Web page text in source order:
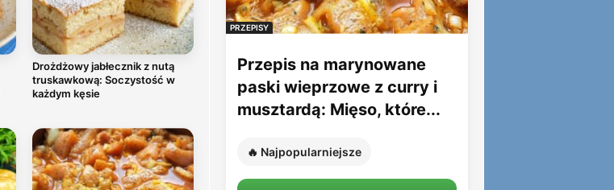
Drożdżowy jabłecznik z nutą
truskawkową: Soczystość w
każdym kęsie
PRZEPISY
Przepis na marynowane
paski wieprzowe z curry i
musztardą: Mięso, które...
🔥 Najpopularniejsze